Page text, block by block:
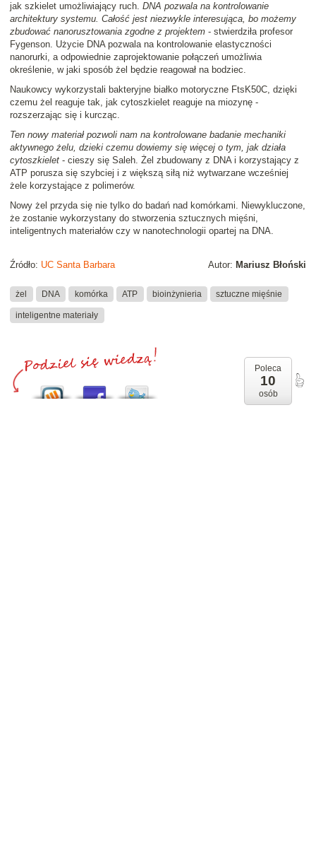
jak szkielet umożliwiający ruch. DNA pozwala na kontrolowanie
architektury systemu. Całość jest niezwykle interesująca, bo możemy
zbudować nanorusztowania zgodne z projektem - stwierdziła profesor
Fygenson. Użycie DNA pozwala na kontrolowanie elastyczności
nanorurki, a odpowiednie zaprojektowanie połączeń umożliwia
określenie, w jaki sposób żel będzie reagował na bodziec.
Naukowcy wykorzystali bakteryjne białko motoryczne FtsK50C, dzięki
czemu żel reaguje tak, jak cytoszkielet reaguje na miozynę -
rozszerzając się i kurcząc.
Ten nowy materiał pozwoli nam na kontrolowane badanie mechaniki
aktywnego żelu, dzieki czemu dowiemy się więcej o tym, jak działa
cytoszkielet - cieszy się Saleh. Żel zbudowany z DNA i korzystający z
ATP porusza się szybciej i z większą siłą niż wytwarzane wcześniej
żele korzystające z polimerów.
Nowy żel przyda się nie tylko do badań nad komórkami. Niewykluczone,
że zostanie wykorzystany do stworzenia sztucznych mięśni,
inteligentnych materiałów czy w nanotechnologii opartej na DNA.
Autor: Mariusz Błoński
Źródło: UC Santa Barbara
żel DNA komórka ATP bioinżynieria sztuczne mięśnie
inteligentne materiały
Poleca
10
osób